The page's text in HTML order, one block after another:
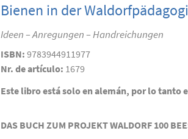
Bienen in der
Ideen – Anregungen – Handreichungen
ISBN: 9783944911977
Nr. de artículo: 1679
Este libro está solo en alemán, por lo tanto
DAS BUCH ZUM PROJEKT WALDORF 100